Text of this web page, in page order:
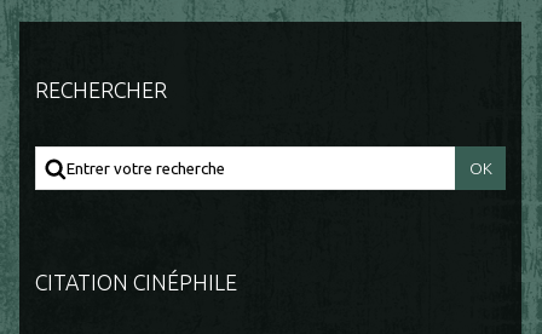
RECHERCHER
CITATION CINÉPHILE